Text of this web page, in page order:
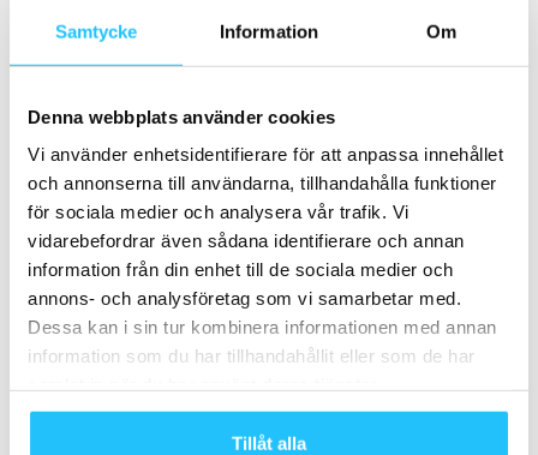
Samtycke Information Om
Denna webbplats använder cookies
Vi använder enhetsidentifierare för att anpassa innehållet
och annonserna till användarna, tillhandahålla funktioner
för sociala medier och analysera vår trafik. Vi
vidarebefordrar även sådana identifierare och annan
information från din enhet till de sociala medier och
annons- och analysföretag som vi samarbetar med.
Dessa kan i sin tur kombinera informationen med annan
information som du har tillhandahållit eller som de har
Tillåt alla
Hyrox växer vidare – siktar på två
Stockholm/Norr
Samarbete